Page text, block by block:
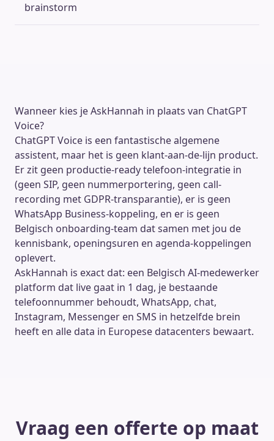
brainstorm
Wanneer kies je AskHannah in plaats van ChatGPT
Voice?
ChatGPT Voice is een fantastische algemene
assistent, maar het is geen klant-aan-de-lijn product.
Er zit geen productie-ready telefoon-integratie in
(geen SIP, geen nummerportering, geen call-
recording met GDPR-transparantie), er is geen
WhatsApp Business-koppeling, en er is geen
Belgisch onboarding-team dat samen met jou de
kennisbank, openingsuren en agenda-koppelingen
oplevert.
AskHannah is exact dat: een Belgisch AI-medewerker
platform dat live gaat in 1 dag, je bestaande
telefoonnummer behoudt, WhatsApp, chat,
Instagram, Messenger en SMS in hetzelfde brein
heeft en alle data in Europese datacenters bewaart.
Vraag een offerte op maat